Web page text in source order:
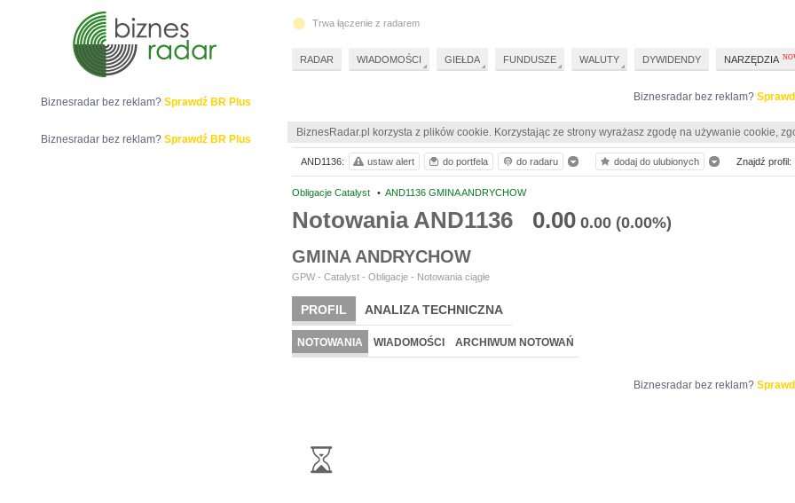
Biznesradar bez reklam?
BiznesRadar.pl korzysta z plików cookie. Korzystając ze strony wyrażasz zgodę na używanie cookie,
Obligacje Catalyst • AND1136 GMINA ANDRYCHOW
Notowania AND1136 0.00 0.00 (0.00%)
GMINA ANDRYCHOW
GPW - Catalyst - Obligacje - Notowania ciągłe
PROFIL ANALIZA TECHNICZNA
NOTOWANIA WIADOMOŚCI ARCHIWUM NOTOWAŃ
Biznesradar bez reklam?
AND1136: ustaw alert do portfela do radaru dodaj do ulubionych Znajdź profil:
Biznesradar bez reklam? Sprawdź BR Plus
Biznesradar bez reklam? Sprawdź BR Plus
Trwa łączenie z radarem
RADAR WIADOMOŚCI GIEŁDA FUNDUSZE WALUTY DYWIDENDY NARZĘDZIA